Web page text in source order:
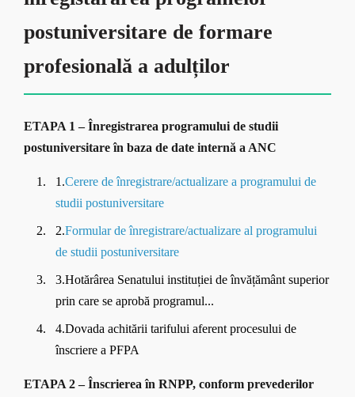
postuniversitare de formare
profesională a adulților
ETAPA 1 – Înregistrarea programului de studii
postuniversitare în baza de date internă a ANC
1.Cerere de înregistrare/actualizare a programului de
studii postuniversitare
2.Formular de înregistrare/actualizare al programului
de studii postuniversitare
3.Hotărârea Senatului instituției de învățământ superior
prin care se aprobă programul...
4.Dovada achitării tarifului aferent procesului de
înscriere a PFPA
ETAPA 2 – Înscrierea în RNPP, conform prevederilor